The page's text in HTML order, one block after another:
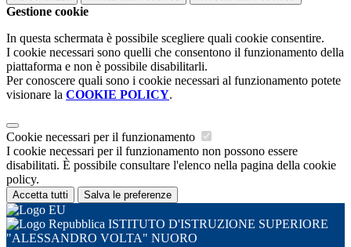
Gestione cookie
In questa schermata è possibile scegliere quali cookie consentire.
I cookie necessari sono quelli che consentono il funzionamento della
piattaforma e non è possibile disabilitarli.
Per conoscere quali sono i cookie necessari al funzionamento potete
visionare la COOKIE POLICY.
Cookie necessari per il funzionamento
I cookie necessari per il funzionamento non possono essere
disabilitati. È possibile consultare l'elenco nella pagina della cookie
policy.
Accetta tutti Salva le preferenze
ISTITUTO D'ISTRUZIONE SUPERIORE
"ALESSANDRO VOLTA" NUORO